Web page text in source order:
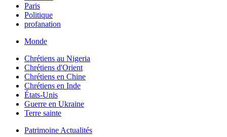
Paris
Politique
profanation
Monde
Chrétiens au Nigeria
Chrétiens d'Orient
Chrétiens en Chine
Chrétiens en Inde
États-Unis
Guerre en Ukraine
Terre sainte
Patrimoine Actualités